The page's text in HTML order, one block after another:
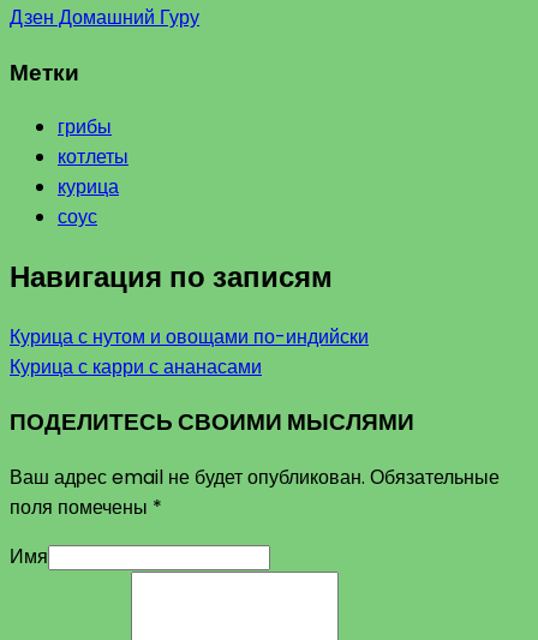
Дзен Домашний Гуру
Метки
грибы
котлеты
курица
соус
Навигация по записям
Курица с нутом и овощами по-индийски
Курица с карри с ананасами
ПОДЕЛИТЕСЬ СВОИМИ МЫСЛЯМИ
Ваш адрес email не будет опубликован. Обязательные
поля помечены *
Имя